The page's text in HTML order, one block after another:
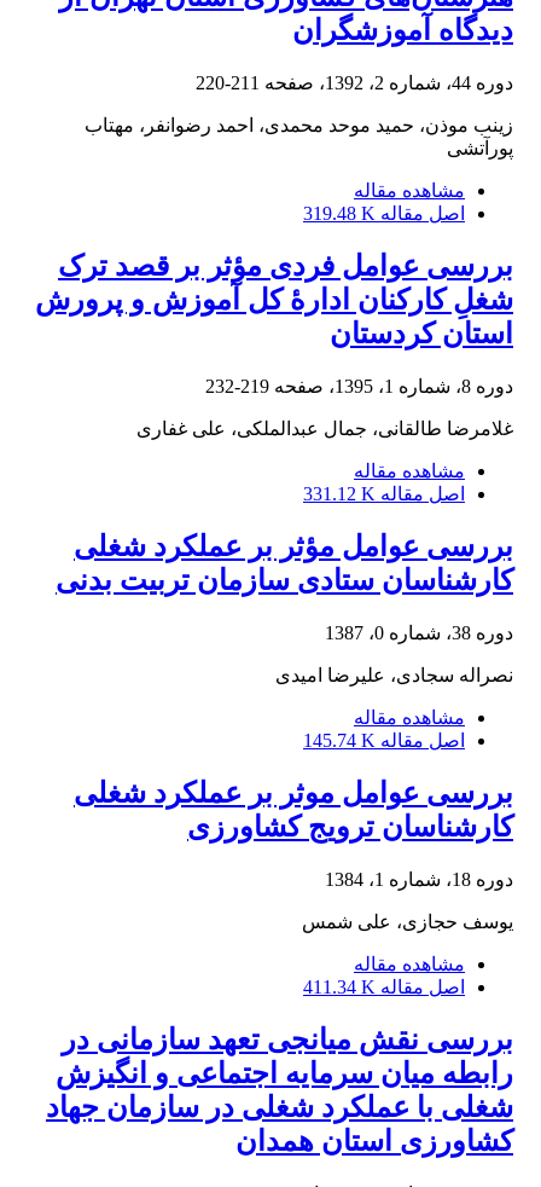
دیدگاه آموزشگران
دوره 44، شماره 2، 1392، صفحه 211-220
زینب موذن، حمید موحد محمدی، احمد رضوانفر، مهتاب
پورآتشی
مشاهده مقاله
اصل مقاله 319.48 K
بررسی عوامل فردی مؤثر بر قصد ترک
شغلِ کارکنان ادارۀ کل آموزش و پرورش
استان کردستان
دوره 8، شماره 1، 1395، صفحه 219-232
غلامرضا طالقانی، جمال عبدالملکی، علی غفاری
مشاهده مقاله
اصل مقاله 331.12 K
بررسی عوامل مؤثر بر عملکرد شغلی
کارشناسان ستادی سازمان تربیت بدنی
دوره 38، شماره 0، 1387
نصراله سجادی، علیرضا امیدی
مشاهده مقاله
اصل مقاله 145.74 K
بررسی عوامل موثر بر عملکرد شغلی
کارشناسان ترویج کشاورزی
دوره 18، شماره 1، 1384
یوسف حجازی، علی شمس
مشاهده مقاله
اصل مقاله 411.34 K
بررسی نقش میانجی تعهد سازمانی در
رابطه میان سرمایه اجتماعی و انگیزش
شغلی با عملکرد شغلی در سازمان جهاد
کشاورزی استان همدان